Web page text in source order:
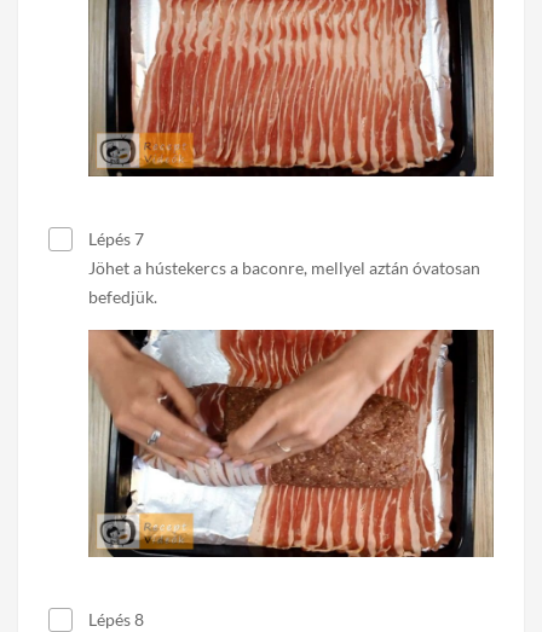
Lépés 7
Jöhet a hústekercs a baconre, mellyel aztán óvatosan
befedjük.
Lépés 8